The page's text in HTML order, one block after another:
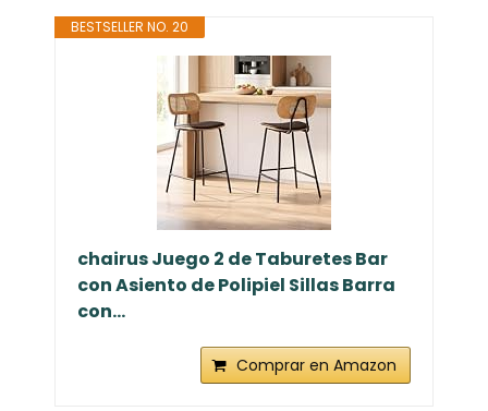
BESTSELLER NO. 20
chairus Juego 2 de Taburetes Bar
con Asiento de Polipiel Sillas Barra
con...
Comprar en Amazon